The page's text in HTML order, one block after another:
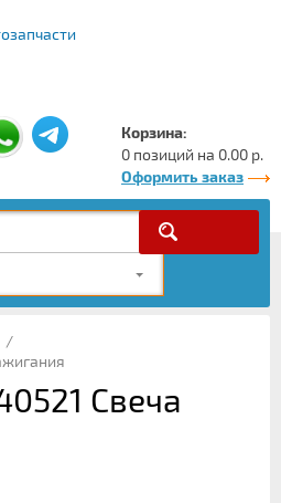
Корзина:
0 позиций на 0.00 р.
Оформить заказ
/
Свеча